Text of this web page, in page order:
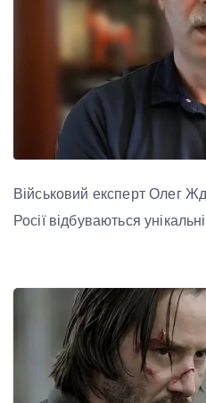
Військовий експерт Олег
Росії відбуваються